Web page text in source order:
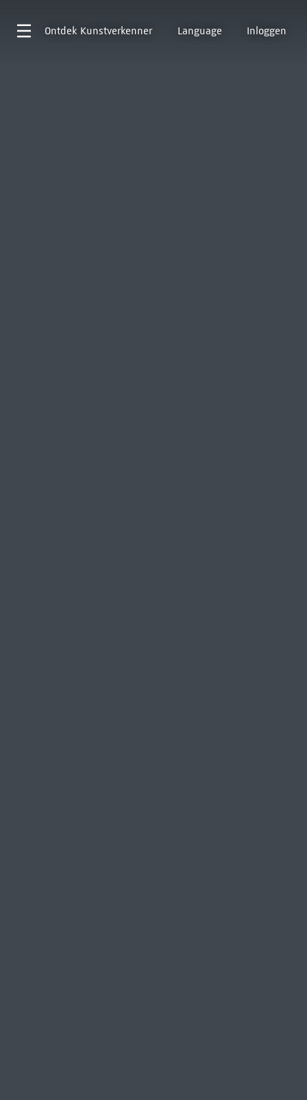
Ontdek Kunstverkenner Language Inloggen